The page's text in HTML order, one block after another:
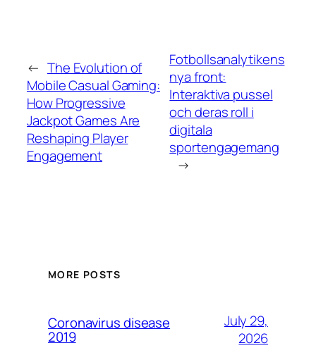
← The Evolution of
Mobile Casual Gaming:
How Progressive
Jackpot Games Are
Reshaping Player
Engagement
Fotbollsanalytikens
nya front:
Interaktiva pussel
och deras roll i
digitala
sportengagemang
→
MORE POSTS
Coronavirus disease
2019
July 29,
2026